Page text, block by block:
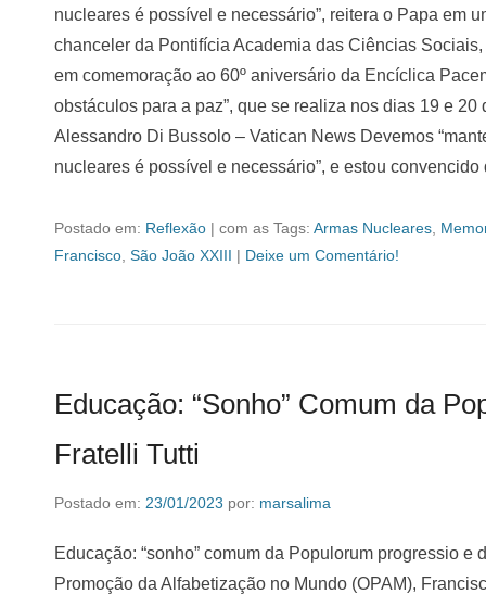
nucleares é possível e necessário”, reitera o Papa em
chanceler da Pontifícia Academia das Ciências
em comemoração ao 60º aniversário da Encíclica
obstáculos para a paz”, que se realiza nos dias 19 e
Alessandro Di Bussolo – Vatican News Devemos
nucleares é possível e necessário”, e estou
Postado em: Reflexão | com as Tags: Armas Nucleares
Francisco São João XXIII | Deixe um Comentário!
Educação: “Sonho” Comum da
Fratelli Tutti
Postado em: 23/01/2023 por: marsalima
Educação: “sonho” comum da Populorum progressio
Promoção da Alfabetização no Mundo (OPAM),